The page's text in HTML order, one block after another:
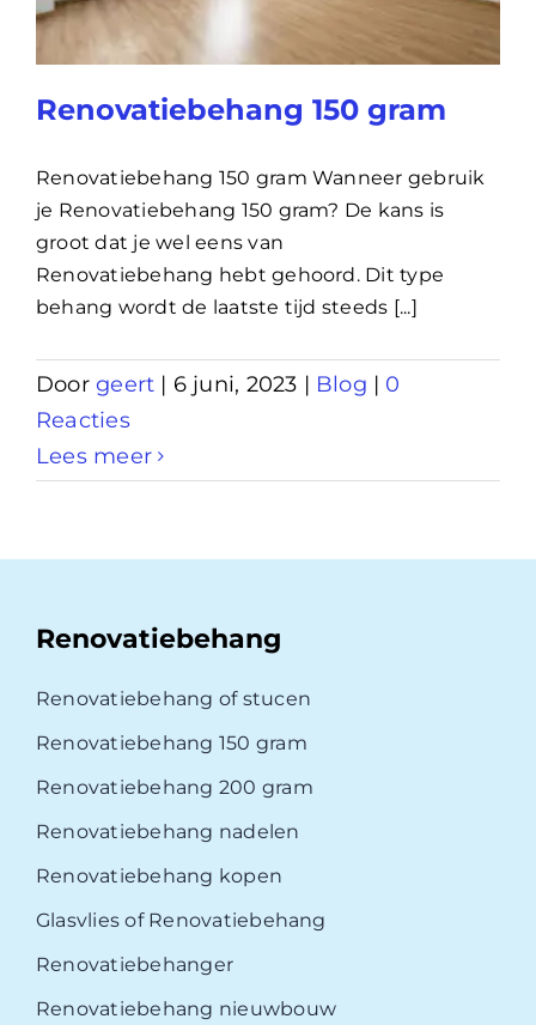
Renovatiebehang 150 gram
Renovatiebehang 150 gram Wanneer gebruik
je Renovatiebehang 150 gram? De kans is
groot dat je wel eens van
Renovatiebehang hebt gehoord. Dit type
behang wordt de laatste tijd steeds [...]
Doorgeert | 6 juni, 2023 | Blog | 0
Reacties
Lees meer
Renovatiebehang
Renovatiebehang of stucen
Renovatiebehang 150 gram
Renovatiebehang 200 gram
Renovatiebehang nadelen
Renovatiebehang kopen
Glasvlies of Renovatiebehang
Renovatiebehanger
Renovatiebehang nieuwbouw